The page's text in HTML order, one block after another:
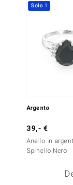
by de Melo
Solo 1
Argento
39,- €
Anello in
Spinello Nero